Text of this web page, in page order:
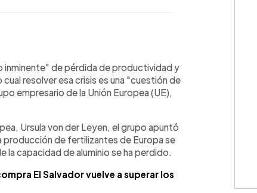
inminente" de pérdida de productividad y
resolver esa crisis es una "cuestión de
empresario de la Unión Europea (UE),
Ursula von der Leyen, el grupo apuntó
producción de fertilizantes de Europa se
capacidad de aluminio se ha perdido.
El Salvador vuelve a superar los